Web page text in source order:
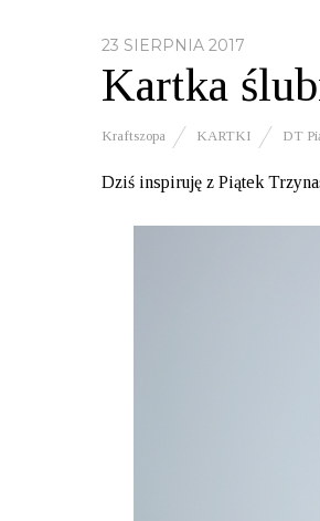
23 SIERPNIA 2017
Kartka
Kraftszopa KARTKI DT
Dziś inspiruję z Piątek